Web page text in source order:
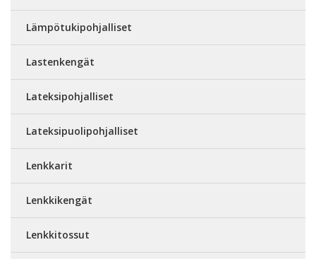
Lämpötukipohjalliset
Lastenkengät
Lateksipohjalliset
Lateksipuolipohjalliset
Lenkkarit
Lenkkikengät
Lenkkitossut